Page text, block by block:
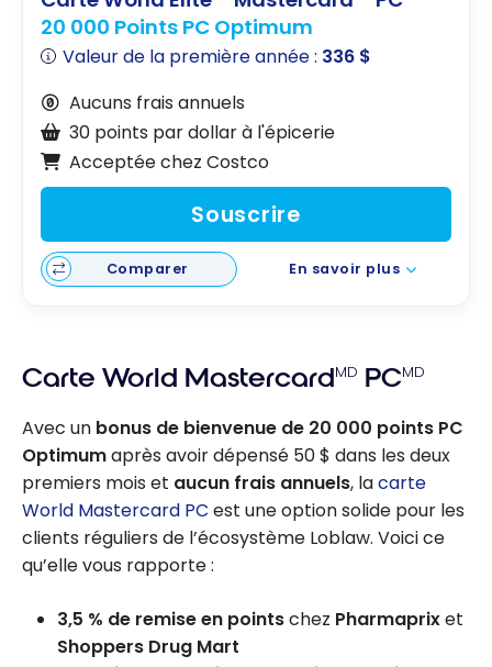
20 000 Points PC Optimum
Valeur de la première année : 336 $
Aucuns frais annuels
30 points par dollar à l'épicerie
Acceptée chez Costco
Souscrire
Comparer En savoir plus
Carte World MastercardMD PCMD
Avec un bonus de bienvenue de 20 000 points PC
Optimumaprès avoir dépensé 50 $ dans les deux
premiers mois et aucun frais annuels, lacarte
World Mastercard PC est une option solide pour les
clients réguliers de l’écosystème Loblaw. Voici ce
qu’elle vous rapporte :
3,5 % de remise en pointschez Pharmaprixet
Shoppers Drug Mart